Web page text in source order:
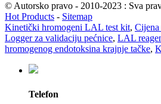
© Autorsko pravo - 2010-2023 : Sva
Hot Products - Sitemap
Kinetički hromogeni LAL test kit,
Logger za validaciju pećnice, LAL
hromogenog endotoksina krajnje tačke,
Telefon